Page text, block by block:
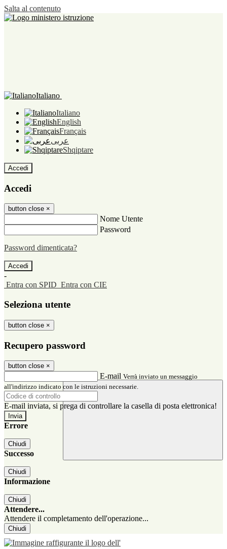
Salta al contenuto
Italiano
Italiano
English
Français
عربى
Shqiptare
Accedi
Accedi
button close ×
Nome Utente
Password
Password dimenticata?
-
Entra con SPID Entra con CIE
Seleziona utente
button close ×
Recupero password
button close ×
E-mail Verrà inviato un messaggio
all'indirizzo indicato con le istruzioni necessarie.
E-mail inviata, si prega di controllare la casella di posta elettronica!
Errore
Chiudi
Successo
Chiudi
Informazione
Chiudi
Attendere...
Attendere il completamento dell'operazione...
Chiudi